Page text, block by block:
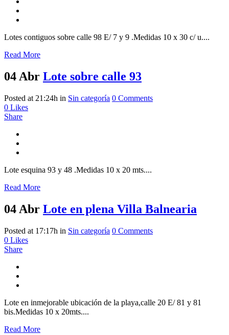
Lotes contiguos sobre calle 98 E/ 7 y 9 .Medidas 10 x 30 c/ u....
Read More
04 Abr Lote sobre calle 93
Posted at 21:24h in Sin categoría 0 Comments
0 Likes
Share
Lote esquina 93 y 48 .Medidas 10 x 20 mts....
Read More
04 Abr Lote en plena Villa Balnearia
Posted at 17:17h in Sin categoría 0 Comments
0 Likes
Share
Lote en inmejorable ubicación de la playa,calle 20 E/ 81 y 81
bis.Medidas 10 x 20mts....
Read More